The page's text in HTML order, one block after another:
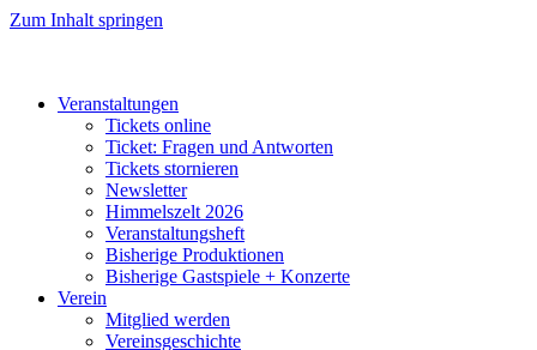
Zum Inhalt springen
Veranstaltungen
Tickets online
Ticket: Fragen und Antworten
Tickets stornieren
Newsletter
Himmelszelt 2026
Veranstaltungsheft
Bisherige Produktionen
Bisherige Gastspiele + Konzerte
Verein
Mitglied werden
Vereinsgeschichte